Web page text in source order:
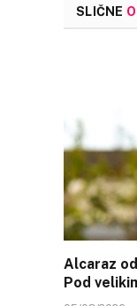
SLIČNE
Alcaraz
Pod